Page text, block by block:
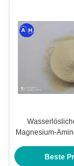
Magnesium-
Beste